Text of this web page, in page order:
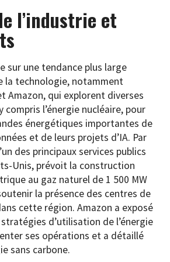
l’industrie et
sur une tendance plus large
la technologie, notamment
Amazon, qui explorent diverses
compris l’énergie nucléaire, pour
énergétiques importantes de
et de leurs projets d’IA. Par
des principaux services publics
Unis, prévoit la construction
au gaz naturel de 1 500 MW
la présence des centres de
cette région. Amazon a exposé
d’utilisation de l’énergie
ses opérations et a détaillé
sans carbone.